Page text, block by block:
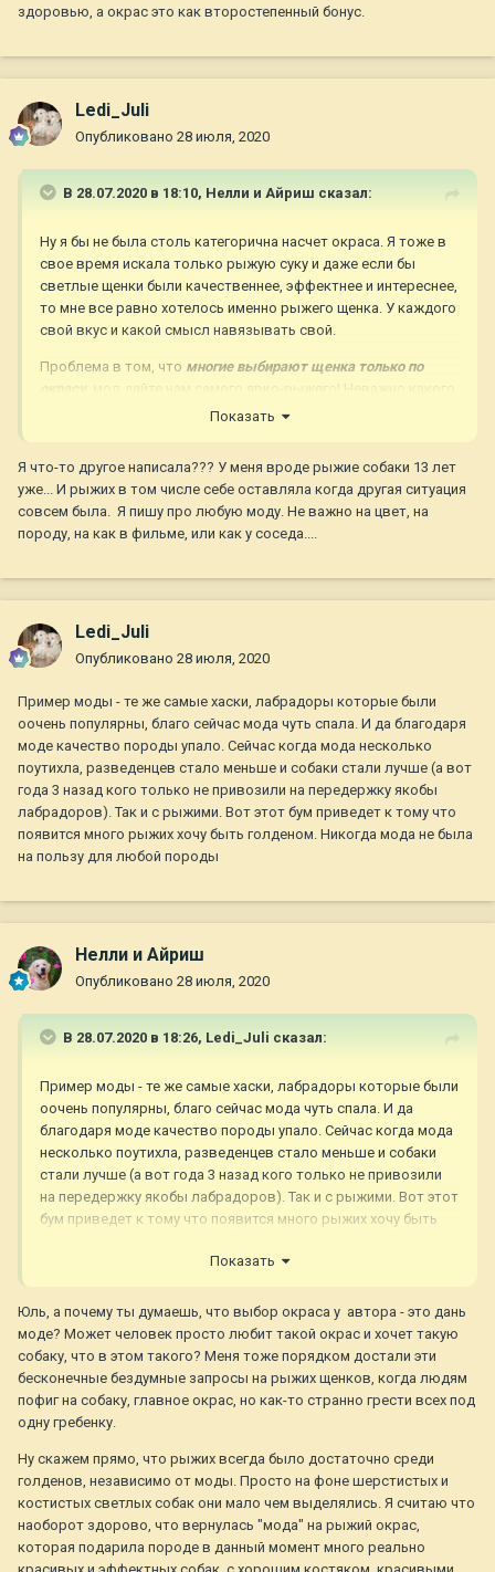
здоровью, а окрас это как второстепенный бонус.
Ledi_Juli
Опубликовано 28 июля, 2020
В 28.07.2020 в 18:10, Нелли и Айриш сказал:
Ну я бы не была столь категорична насчет окраса. Я тоже в
свое время искала только рыжую суку и даже если бы
светлые щенки были качественнее, эффектнее и интереснее,
то мне все равно хотелось именно рыжего щенка. У каждого
свой вкус и какой смысл навязывать свой.
Проблема в том, что многие выбирают щенка только по
, мол дайте нам самого ярко-рыжего! Неважно какого
пола, какой у собаки темперамент, психика, характер... мало
именно по характеру и здоровью, а окрас это как
второстепенный бонус.
Показать
Я что-то другое написала??? У меня вроде рыжие собаки 13 лет
уже... И рыжих в том числе себе оставляла когда другая ситуация
совсем была. Я пишу про любую моду. Не важно на цвет, на
породу, на как в фильме, или как у соседа....
Ledi_Juli
Опубликовано 28 июля, 2020
Пример моды - те же самые хаски, лабрадоры которые были
оочень популярны, благо сейчас мода чуть спала. И да благодаря
моде качество породы упало. Сейчас когда мода несколько
поутихла, разведенцев стало меньше и собаки стали лучше (а вот
года 3 назад кого только не привозили на передержку якобы
лабрадоров). Так и с рыжими. Вот этот бум приведет к тому что
появится много рыжих хочу быть голденом. Никогда мода не была
на пользу для любой породы
Нелли и Айриш
Опубликовано 28 июля, 2020
В 28.07.2020 в 18:26, Ledi_Juli сказал:
Пример моды - те же самые хаски, лабрадоры которые были
оочень популярны, благо сейчас мода чуть спала. И да
благодаря моде качество породы упало. Сейчас когда мода
несколько поутихла, разведенцев стало меньше и собаки
стали лучше (а вот года 3 назад кого только не привозили
на передержку якобы лабрадоров). Так и с рыжими. Вот этот
бум приведет к тому что появится много рыжих хочу быть
Показать
Юль, а почему ты думаешь, что выбор окраса у автора - это дань
моде? Может человек просто любит такой окрас и хочет такую
собаку, что в этом такого? Меня тоже порядком достали эти
бесконечные бездумные запросы на рыжих щенков, когда людям
пофиг на собаку, главное окрас, но как-то странно грести всех под
одну гребенку.
Ну скажем прямо, что рыжих всегда было достаточно среди
голденов, независимо от моды. Просто на фоне шерстистых и
костистых светлых собак они мало чем выделялись. Я считаю что
наоборот здорово, что вернулась "мода" на рыжий окрас,
которая подарила породе в данный момент много реально